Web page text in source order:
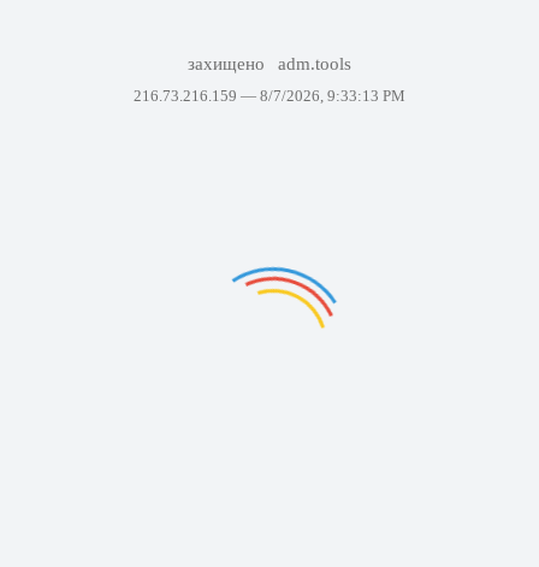
захищено adm.tools
216.73.216.159 — 8/7/2026, 9:33:13 PM